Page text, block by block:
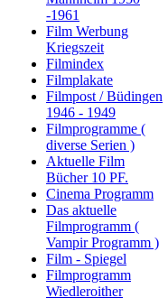
-1961
Film Werbung
Kriegszeit
Filmindex
Filmplakate
Filmpost / Büdingen
1946 - 1949
Filmprogramme (
diverse Serien )
Aktuelle Film
Bücher 10 PF.
Cinema Programm
Das aktuelle
Filmprogramm (
Vampir Programm )
Film - Spiegel
Filmprogramm
Wiedleroither